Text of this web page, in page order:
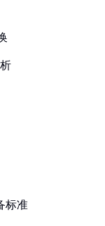
标准